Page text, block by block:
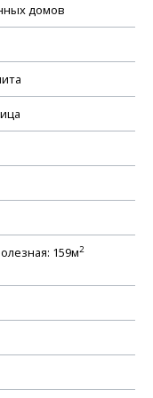
домов
159м2
в нашем
комплекта КР
материалов
элементов
есть)